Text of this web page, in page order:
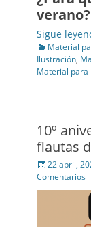
verano?
Sigue
Categories
Material
Ilustración,
Material para
10º
flautas
Posted
on
22 abril,
Comentarios